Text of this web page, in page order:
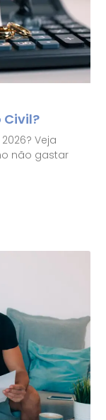
Veja
não gastar